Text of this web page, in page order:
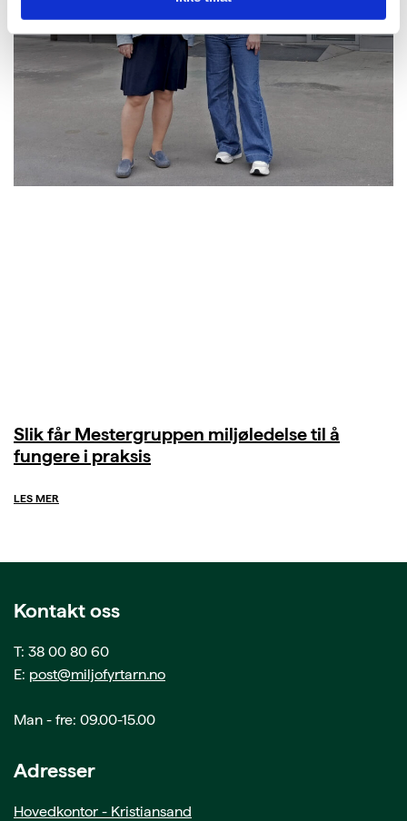
Slik får Mestergruppen miljøledelse til å
fungere i praksis
LES MER
Kontakt oss
T: 38 00 80 60
E: post@miljofyrtarn.no
Man - fre: 09.00-15.00
Adresser
Hovedkontor - Kristiansand